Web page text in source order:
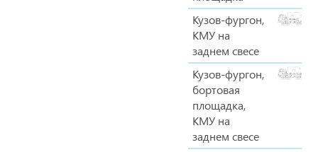
Кузов-фургон,
КМУ на
заднем свесе
Кузов-фургон,
бортовая
площадка,
КМУ на
заднем свесе